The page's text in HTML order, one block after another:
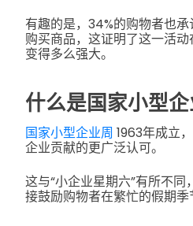
有趣的是，34%的购物者也
购买商品，这证明了这一活
变得多么强大。
什么是国家小型企
国家小型企业周 1963年成立
企业贡献的更广泛认可。
这与“小企业星期六”有所不同
接鼓励购物者在繁忙的假期季